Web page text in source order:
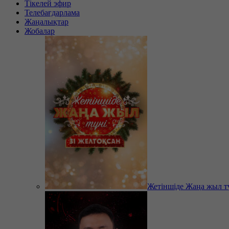
Тікелей эфир
Телебағдарлама
Жаңалықтар
Жобалар
Жетіншіде Жаңа жыл